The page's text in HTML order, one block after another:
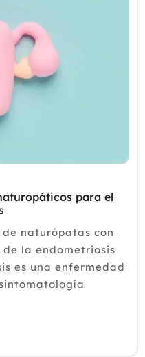
para el
naturópatas con
la endometriosis
es una enfermedad